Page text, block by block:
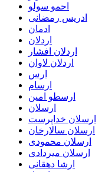
احمو سولو
ادریس رمضانی
ادمان
اردلان
اردلان افشار
اردلان لاوان
ارس
ارسام
ارسطو امین
ارسلان
ارسلان خداپرست
ارسلان سالارخان
ارسلان محمودی
ارسلان میردادی
ارشا دهقانی